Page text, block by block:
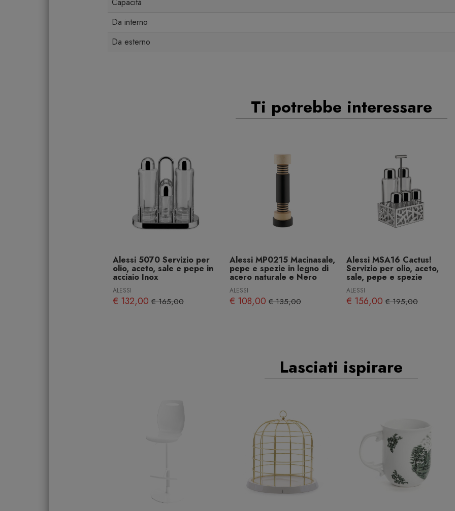
Da interno
Da esterno
Ti potrebbe interessare
Alessi 5070 Servizio per
olio, aceto, sale e pepe in
acciaio Inox
ALESSI
€ 132,00 € 165,00
Alessi MP0215 Macinasale,
pepe e spezie in legno di
acero naturale e Nero
ALESSI
€ 108,00 € 135,00
Alessi MSA16 Cactus!
Servizio per olio, aceto,
sale, pepe e spezie
ALESSI
€ 156,00 € 195,00
Lasciati ispirare